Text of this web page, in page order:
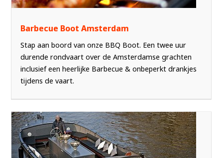
Barbecue Boot Amsterdam
Stap aan boord van onze BBQ Boot. Een twee uur
durende rondvaart over de Amsterdamse grachten
inclusief een heerlijke Barbecue & onbeperkt drankjes
tijdens de vaart.